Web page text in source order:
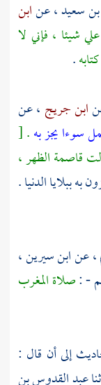
سعيد، عنابن
شيئا ، فإني لا
.
ابن جريج ، عن
سوءا يجز به.
[
قاصمة الظهر ،
به ببلايا الدنيا .
، عنابن سيرين،
- :صلاة المغرب
إلى أن قال :
عبد القدوس بن